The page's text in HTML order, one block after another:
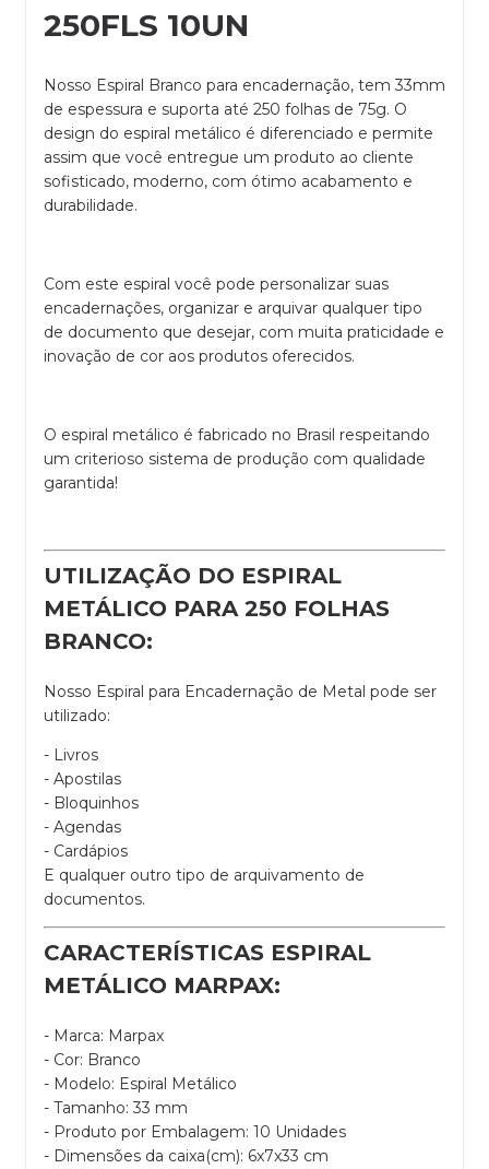
250FLS 10UN
Nosso Espiral Branco para encadernação, tem 33mm
de espessura e suporta até 250 folhas de 75g. O
design do espiral metálico é diferenciado e permite
assim que você entregue um produto ao cliente
sofisticado, moderno, com ótimo acabamento e
durabilidade.
Com este espiral você pode personalizar suas
encadernações, organizar e arquivar qualquer tipo
de documento que desejar, com muita praticidade e
inovação de cor aos produtos oferecidos.
O espiral metálico é fabricado no Brasil respeitando
um criterioso sistema de produção com qualidade
garantida!
UTILIZAÇÃO DO ESPIRAL
METÁLICO PARA 250 FOLHAS
BRANCO:
Nosso Espiral para Encadernação de Metal pode ser
utilizado:
- Livros
- Apostilas
- Bloquinhos
- Agendas
- Cardápios
E qualquer outro tipo de arquivamento de
documentos.
CARACTERÍSTICAS ESPIRAL
METÁLICO MARPAX:
- Marca: Marpax
- Cor: Branco
- Modelo: Espiral Metálico
- Tamanho: 33 mm
- Produto por Embalagem: 10 Unidades
- Dimensões da caixa(cm): 6x7x33 cm